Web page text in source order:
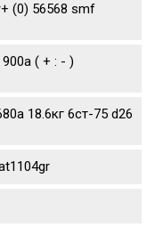
(0) 56568 smf
( + : - )
18.6кг 6ст-75 d26